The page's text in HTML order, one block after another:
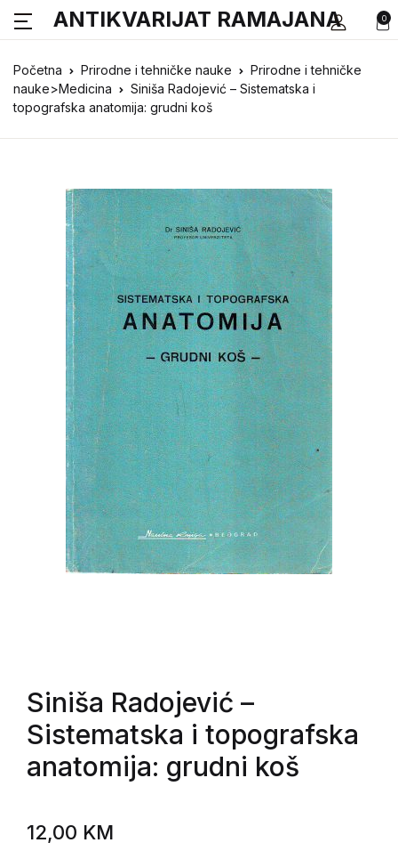
0
ANTIKVARIJAT RAMAJANA
Početna Prirodne i tehničke nauke
Prirodne i tehničke
nauke>Medicina
Siniša Radojević – Sistematska i
topografska anatomija: grudni koš
Siniša Radojević –
Sistematska i topografska
anatomija: grudni koš
12,00 KM